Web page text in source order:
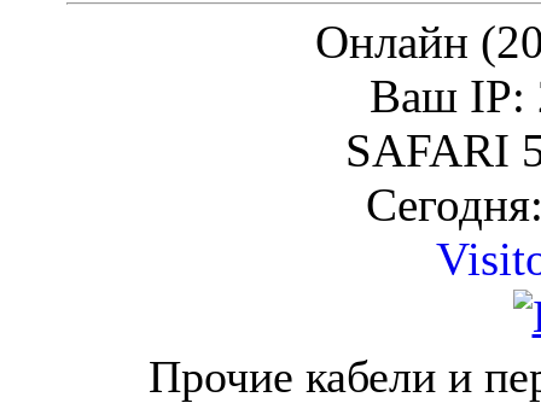
Онлайн
Ваш IP:
SAFARI
Прочие кабели и